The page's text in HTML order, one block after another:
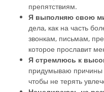
препятствиям.
Я выполняю свою
дела, как на часть
звонкам, письмам,
которое прославит
Я стремлюсь к
придумываю причины
чтобы не терять